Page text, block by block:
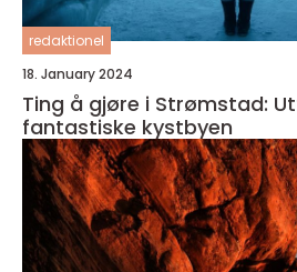
redaktionel
18. January 2024
Ting å gjøre i Strømstad:
fantastiske kystbyen